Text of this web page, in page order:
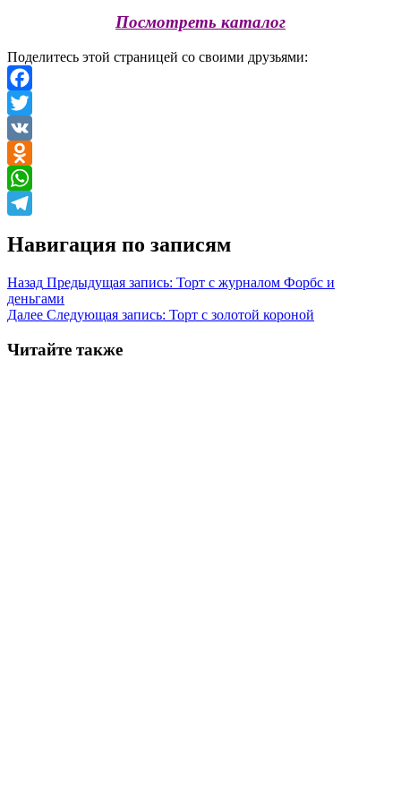
Посмотреть каталог
Поделитесь этой страницей со своими друзьями:
Facebook
Twitter
VK
Odnoklassniki
WhatsApp
Навигация по записям
Назад Предыдущая запись: Торт с журналом Форбс и
деньгами
Далее Следующая запись: Торт с золотой короной
Читайте также